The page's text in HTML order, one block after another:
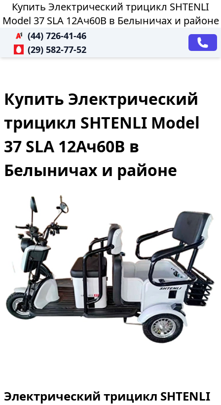
Купить Электрический трицикл SHTENLI
Model 37 SLA 12Ач60В в Белыничах и районе
(44) 726-41-46
(29) 582-77-52
Купить Электрический
трицикл SHTENLI Model
37 SLA 12Ач60В в
Белыничах и районе
Электрический трицикл SHTENLI